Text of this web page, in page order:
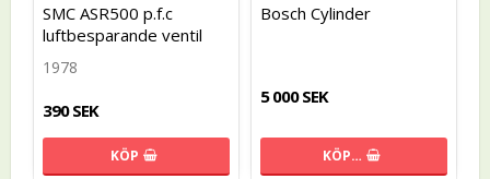
SMC ASR500 p.f.c
luftbesparande ventil
1978
390 SEK
KÖP
Bosch Cylinder
5 000 SEK
KÖP…